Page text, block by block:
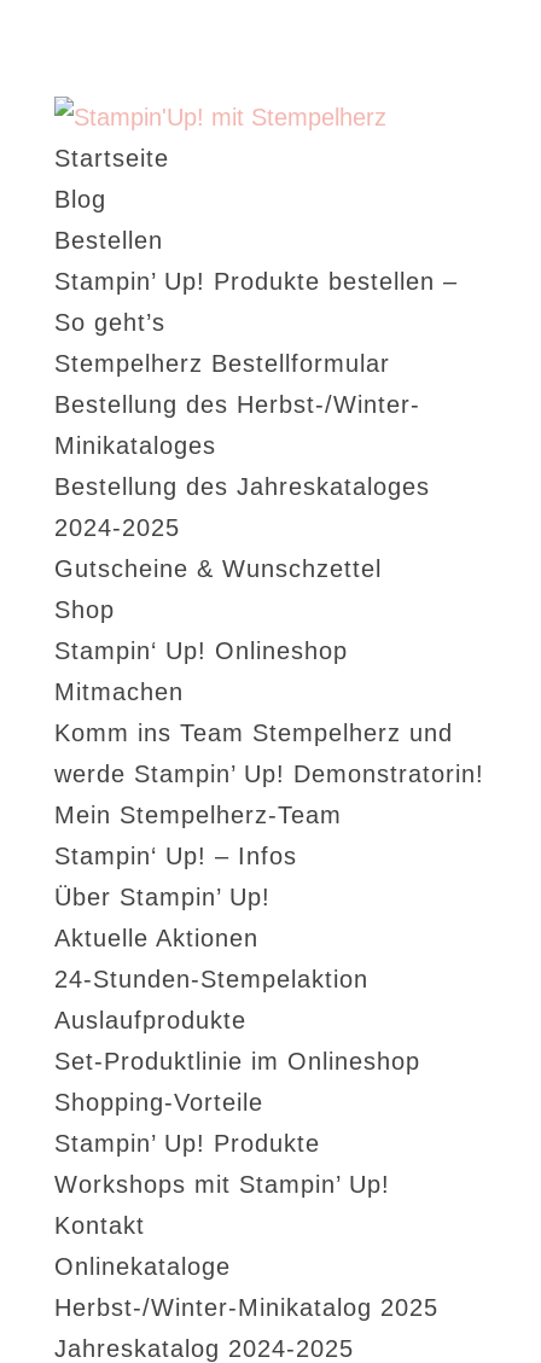
Startseite
Blog
Bestellen
Stampin’ Up! Produkte bestellen –
So geht’s
Stempelherz Bestellformular
Bestellung des Herbst-/Winter-
Minikataloges
Bestellung des Jahreskataloges
2024-2025
Gutscheine & Wunschzettel
Shop
Stampin‘ Up! Onlineshop
Mitmachen
Komm ins Team Stempelherz und
werde Stampin’ Up! Demonstratorin!
Mein Stempelherz-Team
Stampin‘ Up! – Infos
Über Stampin’ Up!
Aktuelle Aktionen
24-Stunden-Stempelaktion
Auslaufprodukte
Set-Produktlinie im Onlineshop
Shopping-Vorteile
Stampin’ Up! Produkte
Workshops mit Stampin’ Up!
Kontakt
Onlinekataloge
Herbst-/Winter-Minikatalog 2025
Jahreskatalog 2024-2025